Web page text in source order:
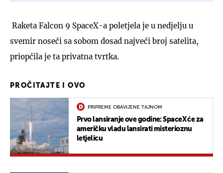
Raketa Falcon 9 SpaceX-a poletjela je u nedjelju u
svemir noseći sa sobom dosad najveći broj satelita,
priopćila je ta privatna tvrtka.
PROČITAJTE I OVO
PRIPREME OBAVIJENE TAJNOM
Prvo lansiranje ove godine: SpaceX će za
američku vladu lansirati misterioznu
letjelicu